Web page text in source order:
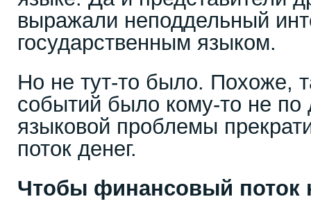
выражали неподдельный
государственным языком.
Но не тут-то было. Похоже,
событий было кому-то не
языковой проблемы
поток денег.
Чтобы финансовый поток